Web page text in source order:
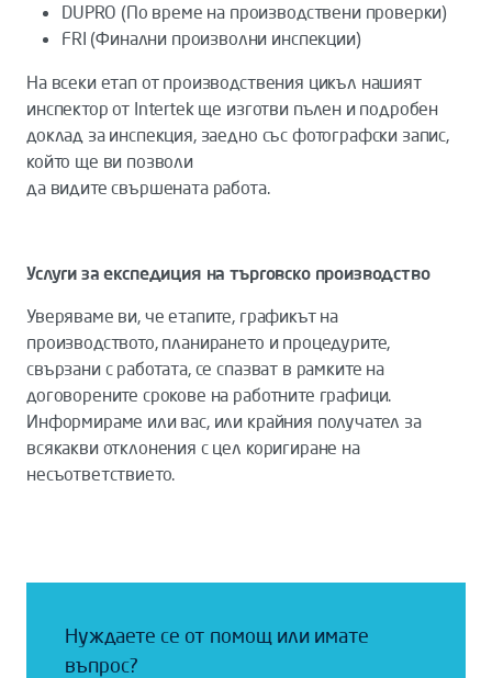
DUPRO (По време на производствени проверки)
FRI (Финални произволни инспекции)
На всеки етап от производствения цикъл нашият
инспектор от Intertek ще изготви пълен и подробен
доклад за инспекция, заедно със фотографски запис,
който ще ви позволи
да видите свършената работа.
Услуги за експедиция на търговско производство
Уверяваме ви, че етапите, графикът на
производството, планирането и процедурите,
свързани с работата, се спазват в рамките на
договорените срокове на работните графици.
Информираме или вac, или крайния получател за
всякакви отклонения с цел коригиране на
несъответствието.
Нуждаете се от помощ или имате
въпрос?